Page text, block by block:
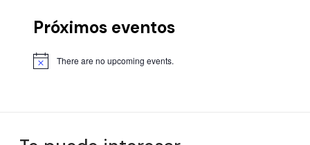
Próximos eventos
There are no upcoming events.